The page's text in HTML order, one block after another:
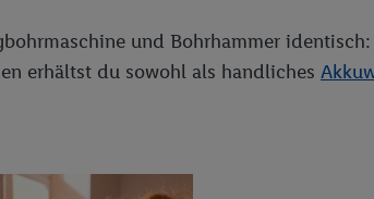
und Bohrhammer
erhältst du sowohl als handliches